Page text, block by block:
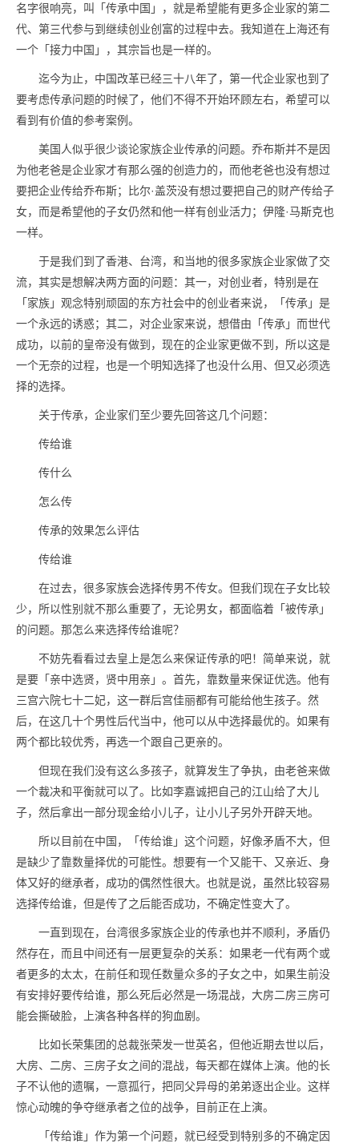
名字很响亮，叫「传承中国」，就是希望能有更多企业家的第二
代、第三代参与到继续创业创富的过程中去。我知道在上海还有
一个「接力中国」，其宗旨也是一样的。
迄今为止，中国改革已经三十八年了，第一代企业家也到了
要考虑传承问题的时候了，他们不得不开始环顾左右，希望可以
看到有价值的参考案例。
美国人似乎很少谈论家族企业传承的问题。乔布斯并不是因
为他老爸是企业家才有那么强的创造力的，而他老爸也没有想过
要把企业传给乔布斯；比尔·盖茨没有想过要把自己的财产传给子
女，而是希望他的子女仍然和他一样有创业活力；伊隆·马斯克也
一样。
于是我们到了香港、台湾，和当地的很多家族企业家做了交
流，其实是想解决两方面的问题：其一，对创业者，特别是在
「家族」观念特别顽固的东方社会中的创业者来说，「传承」是
一个永远的诱惑；其二，对企业家来说，想借由「传承」而世代
成功，以前的皇帝没有做到，现在的企业家更做不到，所以这是
一个无奈的过程，也是一个明知选择了也没什么用、但又必须选
择的选择。
关于传承，企业家们至少要先回答这几个问题：
传给谁
传什么
怎么传
传承的效果怎么评估
传给谁
在过去，很多家族会选择传男不传女。但我们现在子女比较
少，所以性别就不那么重要了，无论男女，都面临着「被传承」
的问题。那怎么来选择传给谁呢？
不妨先看看过去皇上是怎么来保证传承的吧！简单来说，就
是要「亲中选贤，贤中用亲」。首先，靠数量来保证优选。他有
三宫六院七十二妃，这一群后宫佳丽都有可能给他生孩子。然
后，在这几十个男性后代当中，他可以从中选择最优的。如果有
两个都比较优秀，再选一个跟自己更亲的。
但现在我们没有这么多孩子，就算发生了争执，由老爸来做
一个裁决和平衡就可以了。比如李嘉诚把自己的江山给了大儿
子，然后拿出一部分现金给小儿子，让小儿子另外开辟天地。
所以目前在中国，「传给谁」这个问题，好像矛盾不大，但
是缺少了靠数量择优的可能性。想要有一个又能干、又亲近、身
体又好的继承者，成功的偶然性很大。也就是说，虽然比较容易
选择传给谁，但是传了之后能否成功，不确定性变大了。
一直到现在，台湾很多家族企业的传承也并不顺利，矛盾仍
然存在，而且中间还有一层更复杂的关系：如果老一代有两个或
者更多的太太，在前任和现任数量众多的子女之中，如果生前没
有安排好要传给谁，那么死后必然是一场混战，大房二房三房可
能会撕破脸，上演各种各样的狗血剧。
比如长荣集团的总裁张荣发一世英名，但他近期去世以后，
大房、二房、三房子女之间的混战，每天都在媒体上演。他的长
子不认他的遗嘱，一意孤行，把同父异母的弟弟逐出企业。这样
惊心动魄的争夺继承者之位的战争，目前正在上演。
「传给谁」作为第一个问题，就已经受到特别多的不确定因